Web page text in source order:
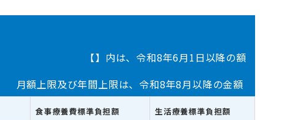
日以降の額
8月以降の金額
食事療養費標準負担額 生活療養標準負担額